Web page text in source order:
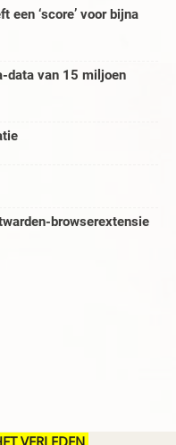
een ‘score’ voor bijna
data van 15 miljoen
browserextensie